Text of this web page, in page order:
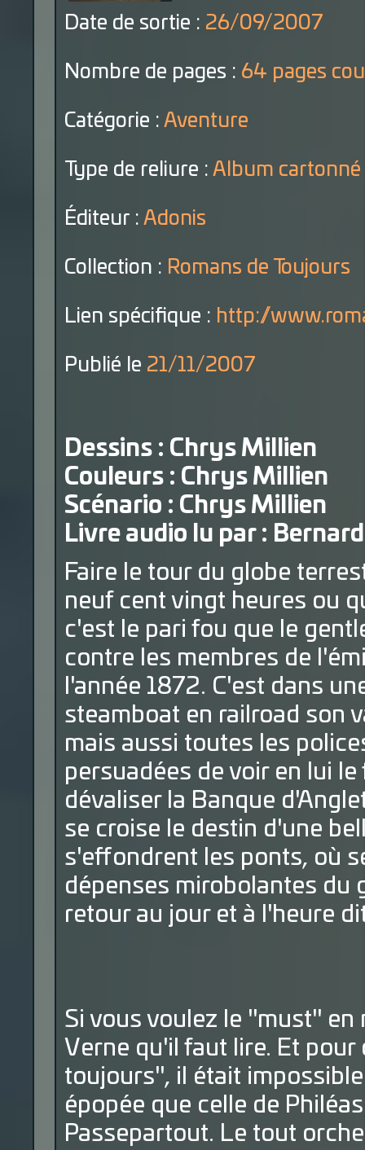
Date de sortie : 26/09/2007
Nombre de pages : 64 pages
Catégorie : Aventure
Type de reliure : Album cartonné
Éditeur : Adonis
Collection : Romans de Toujours
Lien spécifique : http://
Publié le 21/11/2007
Dessins : Chrys Millien
Couleurs : Chrys Millien
Scénario : Chrys Millien
Livre audio lu par :
Faire le tour du globe
neuf cent vingt heures ou
c'est le pari fou que le
contre les membres de
l'année 1872. C'est dans
steamboat en railroad son
mais aussi toutes les
persuadées de voir en lui
dévaliser la Banque
se croise le destin d'une
s'effondrent les ponts, où
dépenses mirobolantes du
retour au jour et à l'heure
Si vous voulez le "must"
Verne qu'il faut lire. Et
toujours", il était
épopée que celle de
Passepartout. Le tout